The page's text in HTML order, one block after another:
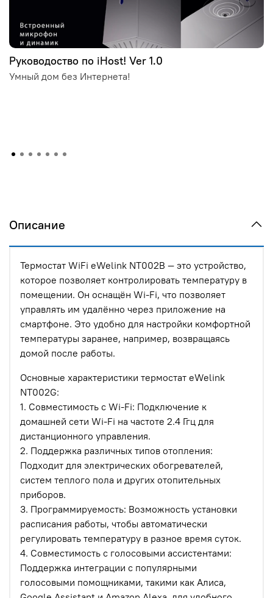
Руководоство по iHost! Ver 1.0
Умный дом без Интернета!
Описание
Термостат WiFi eWelink NT002B — это устройство,
которое позволяет контролировать температуру в
помещении. Он оснащён Wi-Fi, что позволяет
управлять им удалённо через приложение на
смартфоне. Это удобно для настройки комфортной
температуры заранее, например, возвращаясь
домой после работы.
Основные характеристики термостат eWelink
NT002G:
1. Совместимость с Wi-Fi: Подключение к
домашней сети Wi-Fi на частоте 2.4 Ггц для
дистанционного управления.
2. Поддержка различных типов отопления:
Подходит для электрических обогревателей,
систем теплого пола и других отопительных
приборов.
3. Программируемость: Возможность установки
расписания работы, чтобы автоматически
регулировать температуру в разное время суток.
4. Совместимость с голосовыми ассистентами:
Поддержка интеграции с популярными
голосовыми помощниками, такими как Алиса,